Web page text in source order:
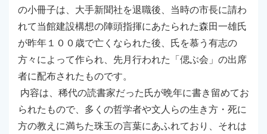
の小冊子は、大手新聞社を退職後、当時の市長に請わ
れて当館建設構想の陣頭指揮にあたられた森田一雄氏
が昨年１００歳で亡くなられた後、氏を慕う有志の
方々によって作られ、先月行われた「偲ぶ会」の出席
者に配布されたものです。
内容は、稀代の読書家だった氏が晩年に書き留めてお
られたもので、多くの哲学者や文人らの生き方・死に
方の教えに満ちた珠玉の言葉にあふれており、それは